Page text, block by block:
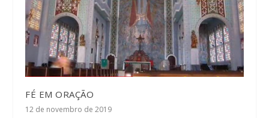
FÉ EM ORAÇÃO
12 de novembro de 2019